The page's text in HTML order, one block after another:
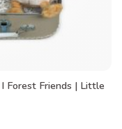
Forest Friends | Little